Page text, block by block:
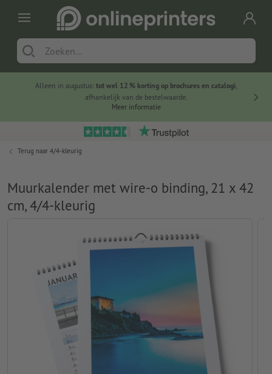
Alleen in augustus: tot wel 12 % korting op brochures en catalogi,
afhankelijk van de bestelwaarde.
Meer informatie
Terug naar 4/4-kleurig
Muurkalender met wire-o binding, 21 x 42
cm, 4/4-kleurig